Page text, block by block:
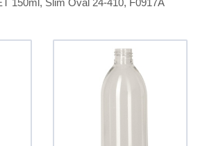
150ml, Slim Oval 24-410, F0917A